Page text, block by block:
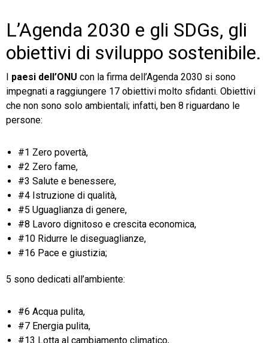
L’Agenda 2030 e gli SDGs, gli
obiettivi di sviluppo sostenibile.
paesi dell’ONU con la firma dell’Agenda 2030 si sono
impegnati a raggiungere 17 obiettivi molto sfidanti. Obiettivi
che non sono solo ambientali; infatti, ben 8 riguardano le
persone:
#1 Zero povertà,
#2 Zero fame,
#3 Salute e benessere,
#4 Istruzione di qualità,
#5 Uguaglianza di genere,
#8 Lavoro dignitoso e crescita economica,
#10 Ridurre le diseguaglianze,
#16 Pace e giustizia;
5 sono dedicati all’ambiente:
#6 Acqua pulita,
#7 Energia pulita,
#13 Lotta al cambiamento climatico,